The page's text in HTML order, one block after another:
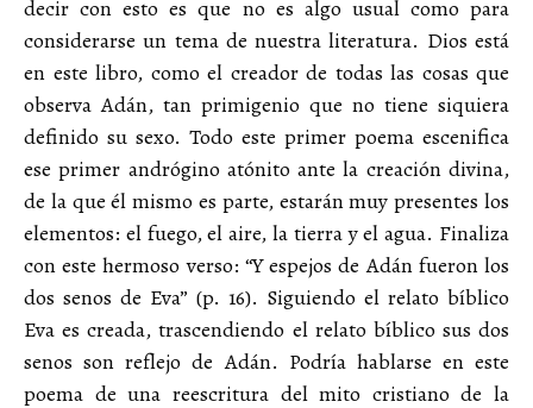
decir con esto es que no es algo usual como para
considerarse un tema de nuestra literatura. Dios está
en este libro, como el creador de todas las cosas que
observa Adán, tan primigenio que no tiene siquiera
definido su sexo. Todo este primer poema escenifica
ese primer andrógino atónito ante la creación divina,
de la que él mismo es parte, estarán muy presentes los
elementos: el fuego, el aire, la tierra y el agua. Finaliza
con este hermoso verso: “Y espejos de Adán fueron los
dos senos de Eva” (p. 16). Siguiendo el relato bíblico
Eva es creada, trascendiendo el relato bíblico sus dos
senos son reflejo de Adán. Podría hablarse en este
poema de una reescritura del mito cristiano de la